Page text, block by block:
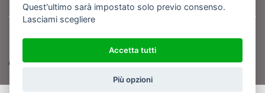
, Partita IVA 07355350724
detiene i Diritti d'Autore e sono state prodotte nell'anno 2012 e seguenti
(tranne che non vi sia uno specifico anno di scatto riportato)
Quest'ultimo sarà impostato solo previo consenso.
Lasciami scegliere
Accetta tutti
Più opzioni